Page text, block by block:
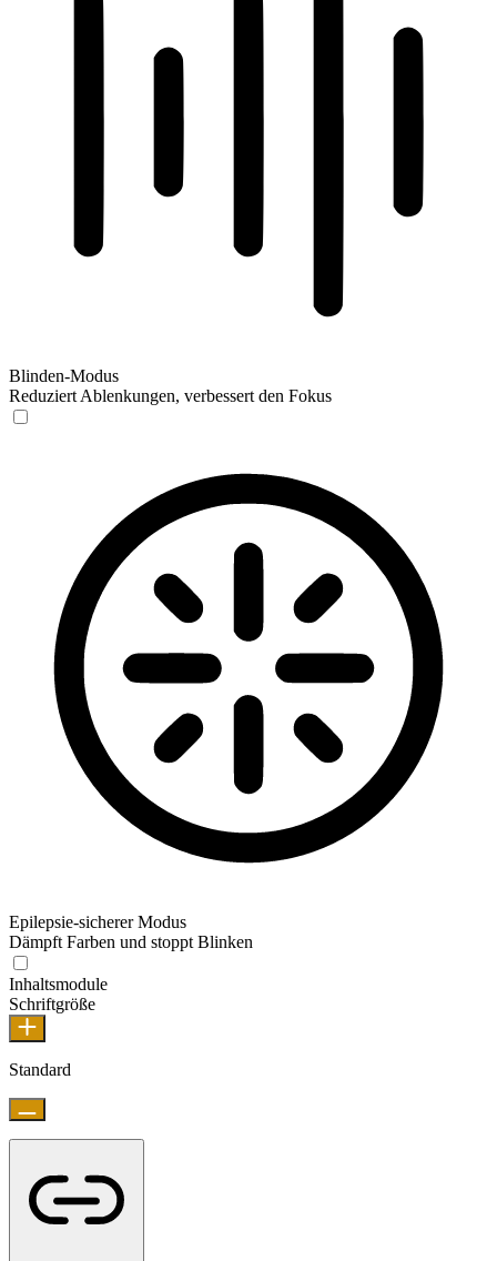
Blinden-Modus
Reduziert Ablenkungen, verbessert den Fokus
Epilepsie-sicherer Modus
Dämpft Farben und stoppt Blinken
Inhaltsmodule
Schriftgröße
Standard